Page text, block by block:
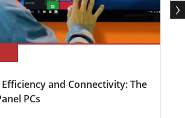
and Connectivity: The
PCs